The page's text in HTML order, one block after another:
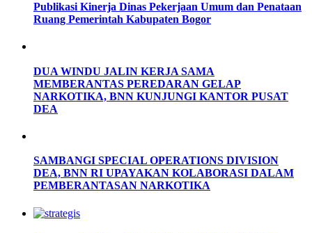
Publikasi Kinerja Dinas Pekerjaan Umum dan Penataan
Ruang Pemerintah Kabupaten Bogor
DUA WINDU JALIN KERJA SAMA
MEMBERANTAS PEREDARAN GELAP
NARKOTIKA, BNN KUNJUNGI KANTOR PUSAT
DEA
SAMBANGI SPECIAL OPERATIONS DIVISION
DEA, BNN RI UPAYAKAN KOLABORASI DALAM
PEMBERANTASAN NARKOTIKA